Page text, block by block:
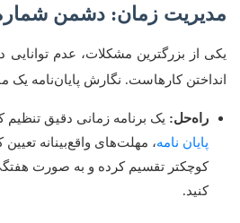
مدیریت زمان: دشمن
یکی از بزرگترین مشکلات، عدم توانایی
انداختن کارهاست. نگارش پایان‌نامه
راه‌حل: یک برنامه زمانی دقیق تنظیم
پایان نامه، مهلت‌های واقع‌بینانه
کوچکتر تقسیم کرده و به صورت
کنید.